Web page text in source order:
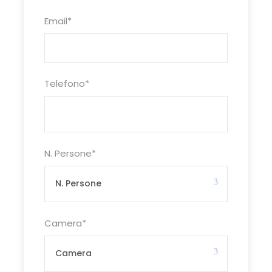
Email*
Telefono*
N. Persone*
Camera*
medico bagaglio
Le quote non includono
tasse di soggiorno, tutti gli ingressi
annullamento facoltativa Euro 50,00,
indicato alla voce “la quota
1° GIORNO: Roma – Napoli – Palermo